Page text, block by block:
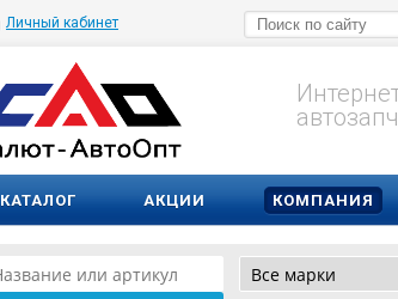
Личный кабинет
КАТАЛОГ АКЦИИ КОМПАНИЯ